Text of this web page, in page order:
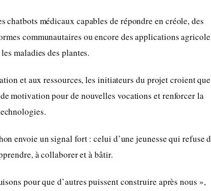
chatbots médicaux capables de répondre en créole, des
communautaires ou encore des applications
maladies des plantes.
et aux ressources, les initiateurs du projet croient
motivation pour de nouvelles vocations et renforcer la
envoie un signal fort : celui d’une jeunesse qui refuse
à collaborer et à bâtir.
pour que d’autres puissent construire après nous »,